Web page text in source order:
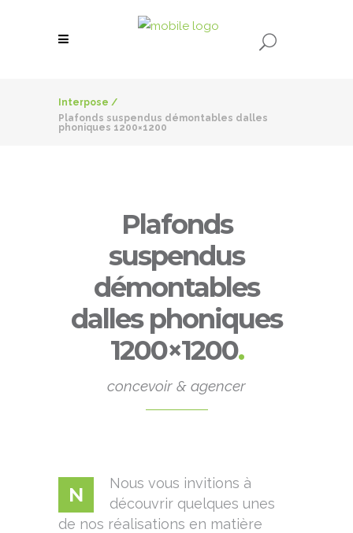
Interpose /
Plafonds suspendus démontables dalles
phoniques 1200×1200
Plafonds
suspendus
démontables
dalles phoniques
1200×1200.
concevoir & agencer
N
Nous vous invitions à
découvrir quelques unes
de nos réalisations en matière